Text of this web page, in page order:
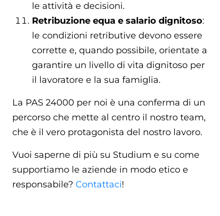
le attività e decisioni.
Retribuzione equa e salario dignitoso:
le condizioni retributive devono essere
corrette e, quando possibile, orientate a
garantire un livello di vita dignitoso per
il lavoratore e la sua famiglia.
La PAS 24000 per noi è una conferma di un
percorso che mette al centro il nostro team,
che è il vero protagonista del nostro lavoro.
Vuoi saperne di più su Studium e su come
supportiamo le aziende in modo etico e
responsabile? Contattaci!